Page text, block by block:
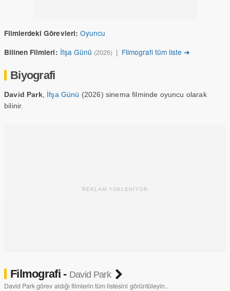
Filmlerdeki Görevleri: Oyuncu
Bilinen Filmleri: İfşa Günü (2026) | Filmografi tüm liste ➔
Biyografi
David Park, İfşa Günü (2026) sinema filminde oyuncu olarak
bilinir.
REKLAM YÜKLENİYOR
Filmografi - David Park
David Park görev aldığı filmlerin tüm listesini görüntüleyin..